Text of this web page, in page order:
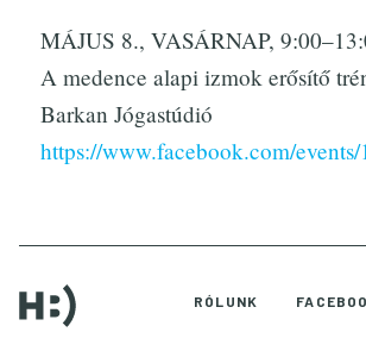
MÁJUS 8., VASÁRNAP,
A medence alapi izmok erősítő
Barkan Jógastúdió
https://www.facebook.com/
RÓLUNK